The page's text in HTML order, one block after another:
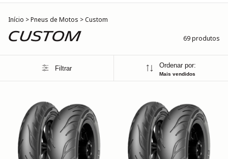
Início >Pneus de Motos >Custom
Custom 69 produtos
Filtrar Ordenar por:
Mais vendidos